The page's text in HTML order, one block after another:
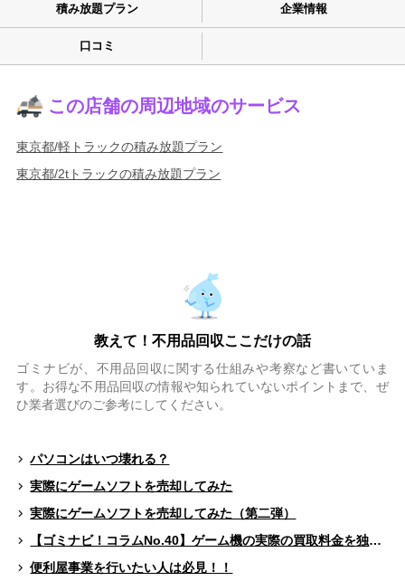
積み放題プラン 企業情報
口コミ
この店舗の周辺地域のサービス
東京都/軽トラックの積み放題プラン
東京都/2tトラックの積み放題プラン
教えて！不用品回収ここだけの話
ゴミナビが、不用品回収に関する仕組みや考察など書いていま
す。お得な不用品回収の情報や知られていないポイントまで、ぜ
ひ業者選びのご参考にしてください。
パソコンはいつ壊れる？
実際にゲームソフトを売却してみた
実際にゲームソフトを売却してみた（第二弾）
【ゴミナビ！コラムNo.40】ゲーム機の実際の買取料金を独自調査！！
便利屋事業を行いたい人は必見！！